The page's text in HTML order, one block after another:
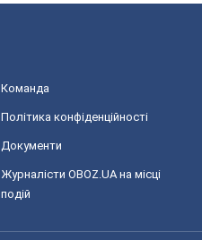
Команда
Політика конфіденційності
Документи
Журналісти OBOZ.UA на місці
подій